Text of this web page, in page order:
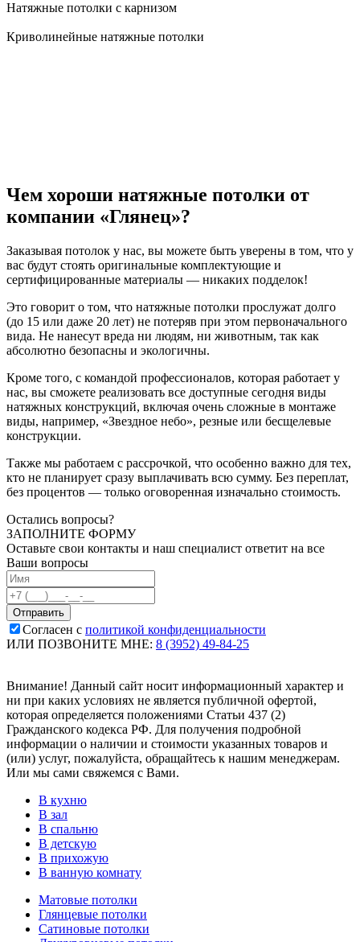
Натяжные потолки с карнизом
Криволинейные натяжные потолки
Чем хороши натяжные потолки от
компании «Глянец»?
Заказывая потолок у нас, вы можете быть уверены в том, что у
вас будут стоять оригинальные комплектующие и
сертифицированные материалы — никаких подделок!
Это говорит о том, что натяжные потолки прослужат долго
(до 15 или даже 20 лет) не потеряв при этом первоначального
вида. Не нанесут вреда ни людям, ни животным, так как
абсолютно безопасны и экологичны.
Кроме того, с командой профессионалов, которая работает у
нас, вы сможете реализовать все доступные сегодня виды
натяжных конструкций, включая очень сложные в монтаже
виды, например, «Звездное небо», резные или бесщелевые
конструкции.
Также мы работаем с рассрочкой, что особенно важно для тех,
кто не планирует сразу выплачивать всю сумму. Без переплат,
без процентов — только оговоренная изначально стоимость.
Остались вопросы?
ЗАПОЛНИТЕ ФОРМУ
Оставьте свои контакты и наш специалист ответит на все
Ваши вопросы
Согласен с политикой конфиденциальности
ИЛИ ПОЗВОНИТЕ МНЕ: 8 (3952) 49-84-25
Внимание! Данный сайт носит информационный характер и
ни при каких условиях не является публичной офертой,
которая определяется положениями Статьи 437 (2)
Гражданского кодекса РФ. Для получения подробной
информации о наличии и стоимости указанных товаров и
(или) услуг, пожалуйста, обращайтесь к нашим менеджерам.
Или мы сами свяжемся с Вами.
В кухню
В зал
В спальню
В детскую
В прихожую
В ванную комнату
Матовые потолки
Глянцевые потолки
Сатиновые потолки